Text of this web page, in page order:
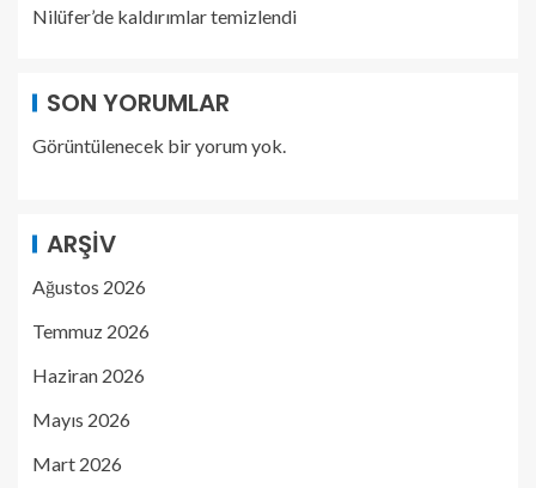
Nilüfer’de kaldırımlar temizlendi
SON YORUMLAR
Görüntülenecek bir yorum yok.
ARŞIV
Ağustos 2026
Temmuz 2026
Haziran 2026
Mayıs 2026
Mart 2026